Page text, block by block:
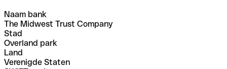
Naam bank
The Midwest Trust Company
Stad
Overland park
Land
Verenigde Staten